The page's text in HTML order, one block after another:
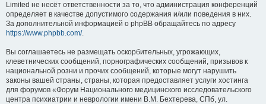
Limited не несёт ответственности за то, что администрация конференций
определяет в качестве допустимого содержания и/или поведения в них.
За дополнительной информацией о phpBB обращайтесь по адресу
https://www.phpbb.com/.
Вы соглашаетесь не размещать оскорбительных, угрожающих,
клеветнических сообщений, порнографических сообщений, призывов к
национальной розни и прочих сообщений, которые могут нарушить
законы вашей страны, страны, которая предоставляет услуги хостинга
для форумов «Форум Национального медицинского исследовательского
центра психиатрии и неврологии имени В.М. Бехтерева, СПб, ул.